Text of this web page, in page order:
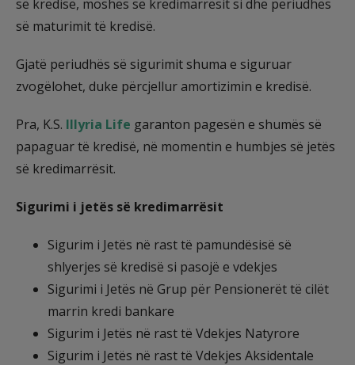
së kredisë, moshës së kredimarrësit si dhe periudhës
së maturimit të kredisë.
Gjatë periudhës së sigurimit shuma e siguruar
zvogëlohet, duke përcjellur amortizimin e kredisë.
Pra, K.S. Illyria Life garanton pagesën e shumës së
papaguar të kredisë, në momentin e humbjes së jetës
së kredimarrësit.
Sigurimi i jetës së kredimarrësit
Sigurim i Jetës në rast të pamundësisë së
shlyerjes së kredisë si pasojë e vdekjes
Sigurimi i Jetës në Grup për Pensionerët të cilët
marrin kredi bankare
Sigurim i Jetës në rast të Vdekjes Natyrore
Sigurim i Jetës në rast të Vdekjes Aksidentale